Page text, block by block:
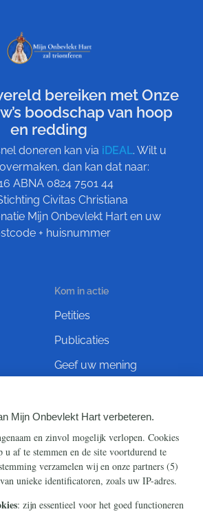
bereiken met Onze
boodschap van hoop
en redding
doneren kan via iDEAL. Wilt u
dan kan dat naar:
ABNA 0824 7501 44
Civitas Christiana
Mijn Onbevlekt Hart en uw
+ huisnummer
Kom in actie
Petities
Publicaties
Geef uw mening
Info
Contact
Ontvang onze Telegram-
berichten